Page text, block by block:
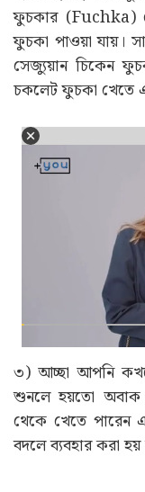
ফুচকার (Fuchka)
ফুচকা পাওয়া যায়।
সেজ্যুয়ান চিকেন
চকলেট ফুচকা খেতে
৩) আচ্ছা আপনি
শুনলে হয়তো অবাক
থেকে খেতে পারেন
বদলে ব্যবহার করা